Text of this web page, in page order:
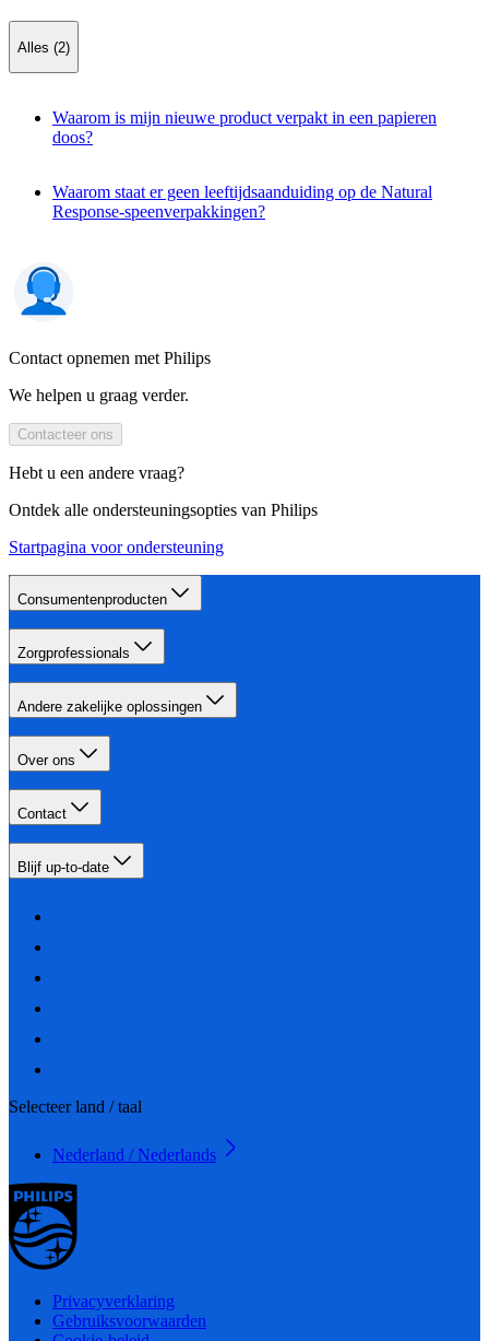
Alles (2)
Waarom is mijn nieuwe product verpakt in een papieren
doos?
Waarom staat er geen leeftijdsaanduiding op de Natural
Response-speenverpakkingen?
Contact opnemen met Philips
We helpen u graag verder.
Contacteer ons
Hebt u een andere vraag?
Ontdek alle ondersteuningsopties van Philips
Startpagina voor ondersteuning
Consumentenproducten
Zorgprofessionals
Andere zakelijke oplossingen
Over ons
Contact
Blijf up-to-date
Selecteer land / taal
Nederland / Nederlands
Privacyverklaring
Gebruiksvoorwaarden